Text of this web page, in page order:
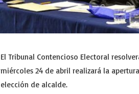
El Tribunal Contencioso Electoral
miércoles 24 de abril realizará la
elección de alcalde.